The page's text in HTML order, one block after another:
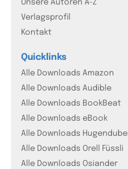
Unsere Autoren A-Z
Verlagsprofil
Kontakt
Quicklinks
Alle Downloads Amazon
Alle Downloads Audible
Alle Downloads BookBeat
Alle Downloads eBook
Alle Downloads Hugendubel
Alle Downloads Orell Füssli
Alle Downloads Osiander